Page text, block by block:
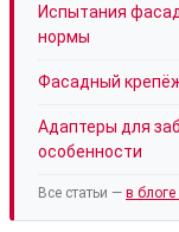
Испытания
нормы
Фасадный крепёж
Адаптеры для
особенности
Все статьи — в